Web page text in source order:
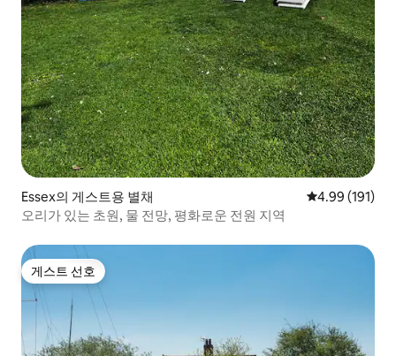
Essex의 게스트용 별채 평점 4.99점(5
4.99 (191)
오리가 있는 초원, 물 전망, 평화로운 전원 지역
게스트 선호
게스트 선호